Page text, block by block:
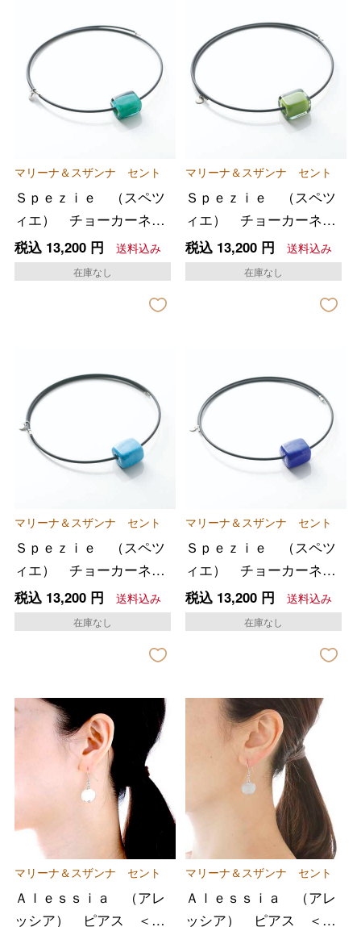
マリーナ＆スザンナ セント
Ｓｐｅｚｉｅ （スペツ
ィエ） チョーカーネッ
クレス ＜エメラル
ドグリーン＞
税込 13,200円 送料込み
在庫なし
マリーナ＆スザンナ セント
Ｓｐｅｚｉｅ （スペツ
ィエ） チョーカーネッ
クレス ＜オリーブグリ
ーン＞
税込 13,200円 送料込み
在庫なし
マリーナ＆スザンナ セント
Ｓｐｅｚｉｅ （スペツ
ィエ） チョーカーネッ
クレス． ＜ターコイ
ズ マーブル＞
税込 13,200円 送料込み
在庫なし
マリーナ＆スザンナ セント
Ｓｐｅｚｉｅ （スペツ
ィエ） チョーカーネッ
クレス ＜ブルーマ
ーブル＞
税込 13,200円 送料込み
在庫なし
マリーナ＆スザンナ セント
Ａｌｅｓｓｉａ （アレ
ッシア） ピアス ＜ア
マリーナ＆スザンナ セント
Ａｌｅｓｓｉａ （アレ
ッシア） ピアス ＜グ